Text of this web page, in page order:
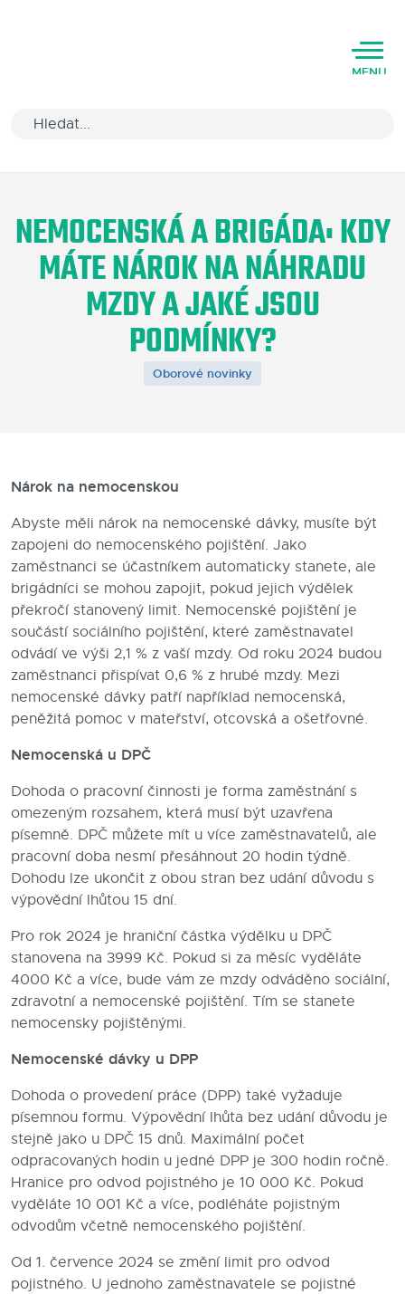
MENU
Varianty software
Školení
Podpora
NEMOCENSKÁ A BRIGÁDA: KDY
MÁTE NÁROK NA NÁHRADU
MZDY A JAKÉ JSOU
PODMÍNKY?
Oborové novinky
Nárok na nemocenskou
Abyste měli nárok na nemocenské dávky, musíte být
zapojeni do nemocenského pojištění. Jako
zaměstnanci se účastníkem automaticky stanete, ale
brigádníci se mohou zapojit, pokud jejich výdělek
překročí stanovený limit. Nemocenské pojištění je
součástí sociálního pojištění, které zaměstnavatel
odvádí ve výši 2,1 % z vaší mzdy. Od roku 2024 budou
zaměstnanci přispívat 0,6 % z hrubé mzdy. Mezi
nemocenské dávky patří například nemocenská,
peněžitá pomoc v mateřství, otcovská a ošetřovné.
Nemocenská u DPČ
Dohoda o pracovní činnosti je forma zaměstnání s
omezeným rozsahem, která musí být uzavřena
písemně. DPČ můžete mít u více zaměstnavatelů, ale
pracovní doba nesmí přesáhnout 20 hodin týdně.
Dohodu lze ukončit z obou stran bez udání důvodu s
výpovědní lhůtou 15 dní.
Pro rok 2024 je hraniční částka výdělku u DPČ
stanovena na 3999 Kč. Pokud si za měsíc vyděláte
4000 Kč a více, bude vám ze mzdy odváděno sociální,
zdravotní a nemocenské pojištění. Tím se stanete
nemocensky pojištěnými.
Nemocenské dávky u DPP
Dohoda o provedení práce (DPP) také vyžaduje
písemnou formu. Výpovědní lhůta bez udání důvodu je
stejně jako u DPČ 15 dnů. Maximální počet
odpracovaných hodin u jedné DPP je 300 hodin ročně.
Hranice pro odvod pojistného je 10 000 Kč. Pokud
vyděláte 10 001 Kč a více, podléháte pojistným
odvodům včetně nemocenského pojištění.
Od 1. července 2024 se změní limit pro odvod
pojistného. U jednoho zaměstnavatele se pojistné